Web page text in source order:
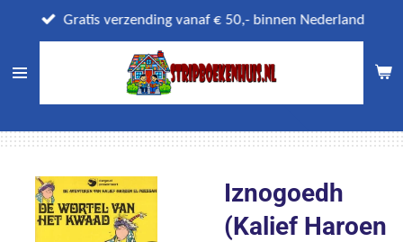
direct
naar
Gratis verzending vanaf € 50,- binnen Nederland
Iznogoedh
(Kalief Haroen